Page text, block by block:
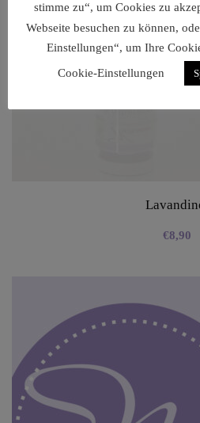
€8,90
stimme zu“, um Cookies zu
Webseite besuchen zu können,
Einstellungen“, um Ihre
Cookie-Einstellungen